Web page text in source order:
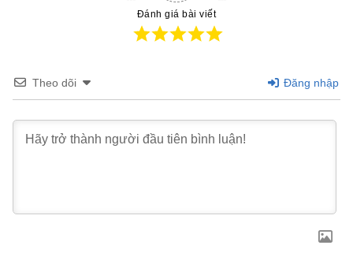
Đánh giá bài viết
Theo dõi Đăng nhập